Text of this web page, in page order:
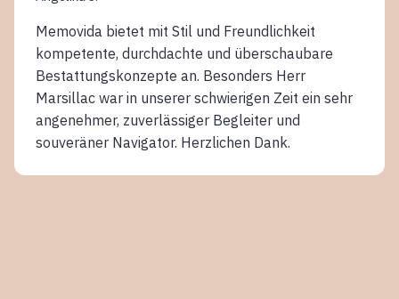
Memovida bietet mit Stil und Freundlichkeit
kompetente, durchdachte und überschaubare
Bestattungskonzepte an. Besonders Herr
Marsillac war in unserer schwierigen Zeit ein sehr
angenehmer, zuverlässiger Begleiter und
souveräner Navigator. Herzlichen Dank.